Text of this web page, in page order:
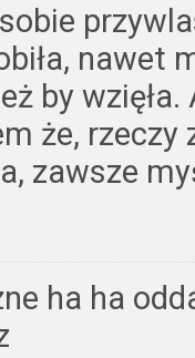
nawet
by
że,
zawsze
ha ha